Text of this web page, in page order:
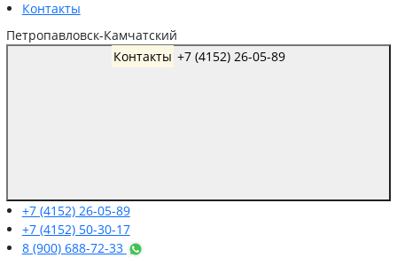
Контакты
Петропавловск-Камчатский
Контакты
+7 (4152) 26-05-89
+7 (4152) 50-30-17
8 (900) 688-72-33